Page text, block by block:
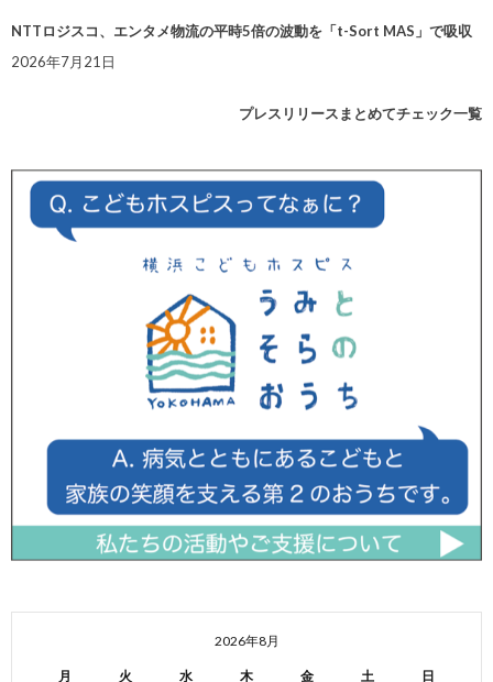
NTTロジスコ、エンタメ物流の平時5倍の波動を「t-Sort MAS」で吸収
2026年7月21日
プレスリリースまとめてチェック一覧
2026年8月
月 火 水 木 金 土 日